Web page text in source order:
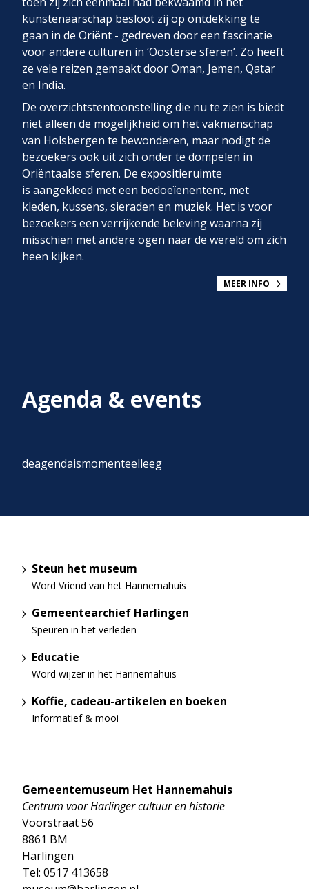
kunstenaarschap besloot zij op ontdekking te
gaan in de Oriënt - gedreven door een fascinatie
voor andere culturen in ‘Oosterse sferen’. Zo heeft
ze vele reizen gemaakt door Oman, Jemen, Qatar
en India.
De overzichtstentoonstelling die nu te zien is biedt
niet alleen de mogelijkheid om het vakmanschap
van Holsbergen te bewonderen, maar nodigt de
bezoekers ook uit zich onder te dompelen in
Oriëntaalse sferen. De expositieruimte
is aangekleed met een bedoeïenentent, met
kleden, kussens, sieraden en muziek. Het is voor
bezoekers een verrijkende beleving waarna zij
misschien met andere ogen naar de wereld om zich
heen kijken.
MEER INFO
Agenda & events
deagendaismomenteelleeg
Steun het museum
Word Vriend van het Hannemahuis
Gemeentearchief Harlingen
Speuren in het verleden
Educatie
Word wijzer in het Hannemahuis
Koffie, cadeau-artikelen en boeken
Informatief & mooi
Gemeentemuseum Het Hannemahuis
Centrum voor Harlinger cultuur en historie
Voorstraat 56
8861 BM
Harlingen
Tel: 0517 413658